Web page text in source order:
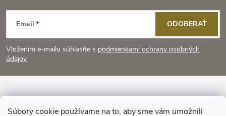
Súbory cookie používame na to, aby sme vám umožnili
Z
á
p
ä
Email
Vložením e-mailu súhlasíte s podmienkami ochrany osobných
údajov
ODOBERAŤ
Informácie pre vás